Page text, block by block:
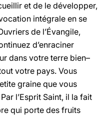
et de le développer,
intégrale en se
de l’Évangile,
d’enraciner
dans votre terre bien–
votre pays. Vous
graine que vous
l’Esprit Saint, il la fait
qui porte des fruits